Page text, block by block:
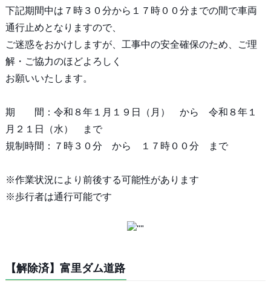
下記期間中は７時３０分から１７時００分までの間で車両
通行止めとなりますので、
ご迷惑をおかけしますが、工事中の安全確保のため、ご理
解・ご協力のほどよろしく
お願いいたします。
期 間：令和８年１月１９日（月） から 令和８年１
月２１日（水） まで
規制時間：７時３０分 から １７時００分 まで
※作業状況により前後する可能性があります
※歩行者は通行可能です
【解除済】富里ダム道路